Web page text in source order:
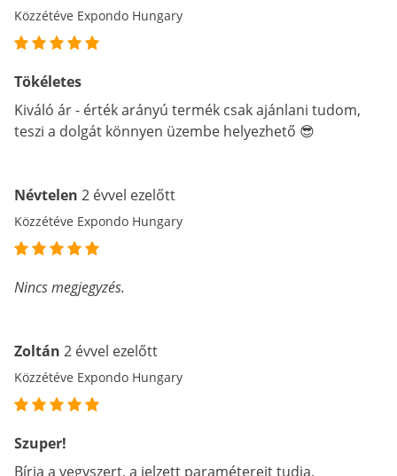
Közzétéve Expondo Hungary
Tökéletes
Kiváló ár - érték arányú termék csak ajánlani tudom,
teszi a dolgát könnyen üzembe helyezhető 😎
Névtelen 2 évvel ezelőtt
Közzétéve Expondo Hungary
Nincs megjegyzés.
Zoltán 2 évvel ezelőtt
Közzétéve Expondo Hungary
Szuper!
Bírja a vegyszert, a jelzett paramétereit tudja.